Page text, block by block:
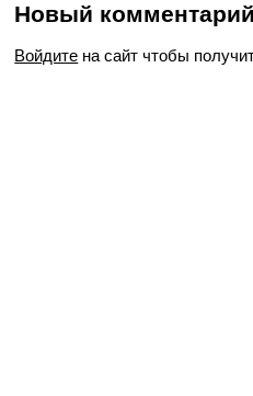
Новый
Войдите на сайт чтобы